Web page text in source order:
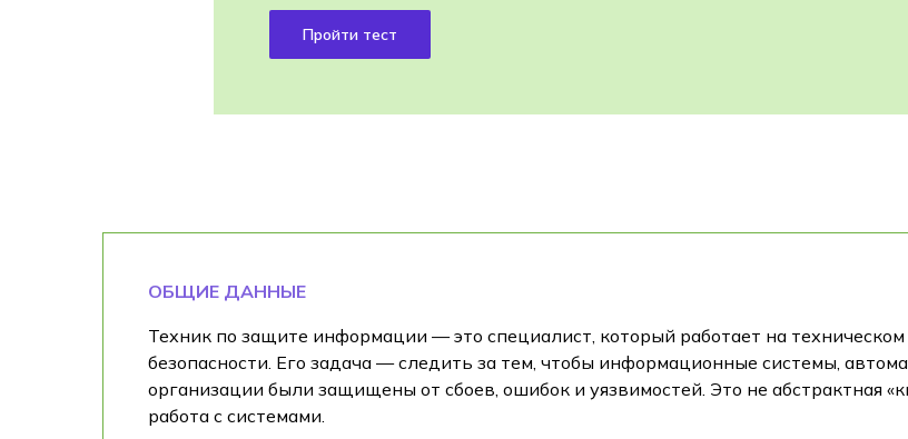
Пройти тест
ОБЩИЕ ДАННЫЕ
Техник по защите информации — это специалист, который работает на
безопасности. Его задача — следить за тем, чтобы информационные системы,
организации были защищены от сбоев, ошибок и уязвимостей. Это не абстрактная
работа с системами.